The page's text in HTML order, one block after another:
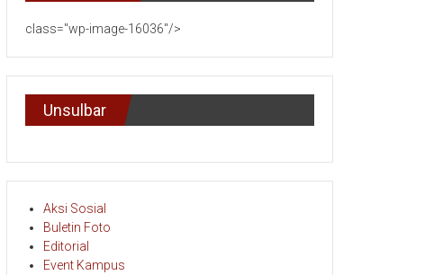
class="wp-image-16036"/>
Unsulbar
Aksi Sosial
Buletin Foto
Editorial
Event Kampus